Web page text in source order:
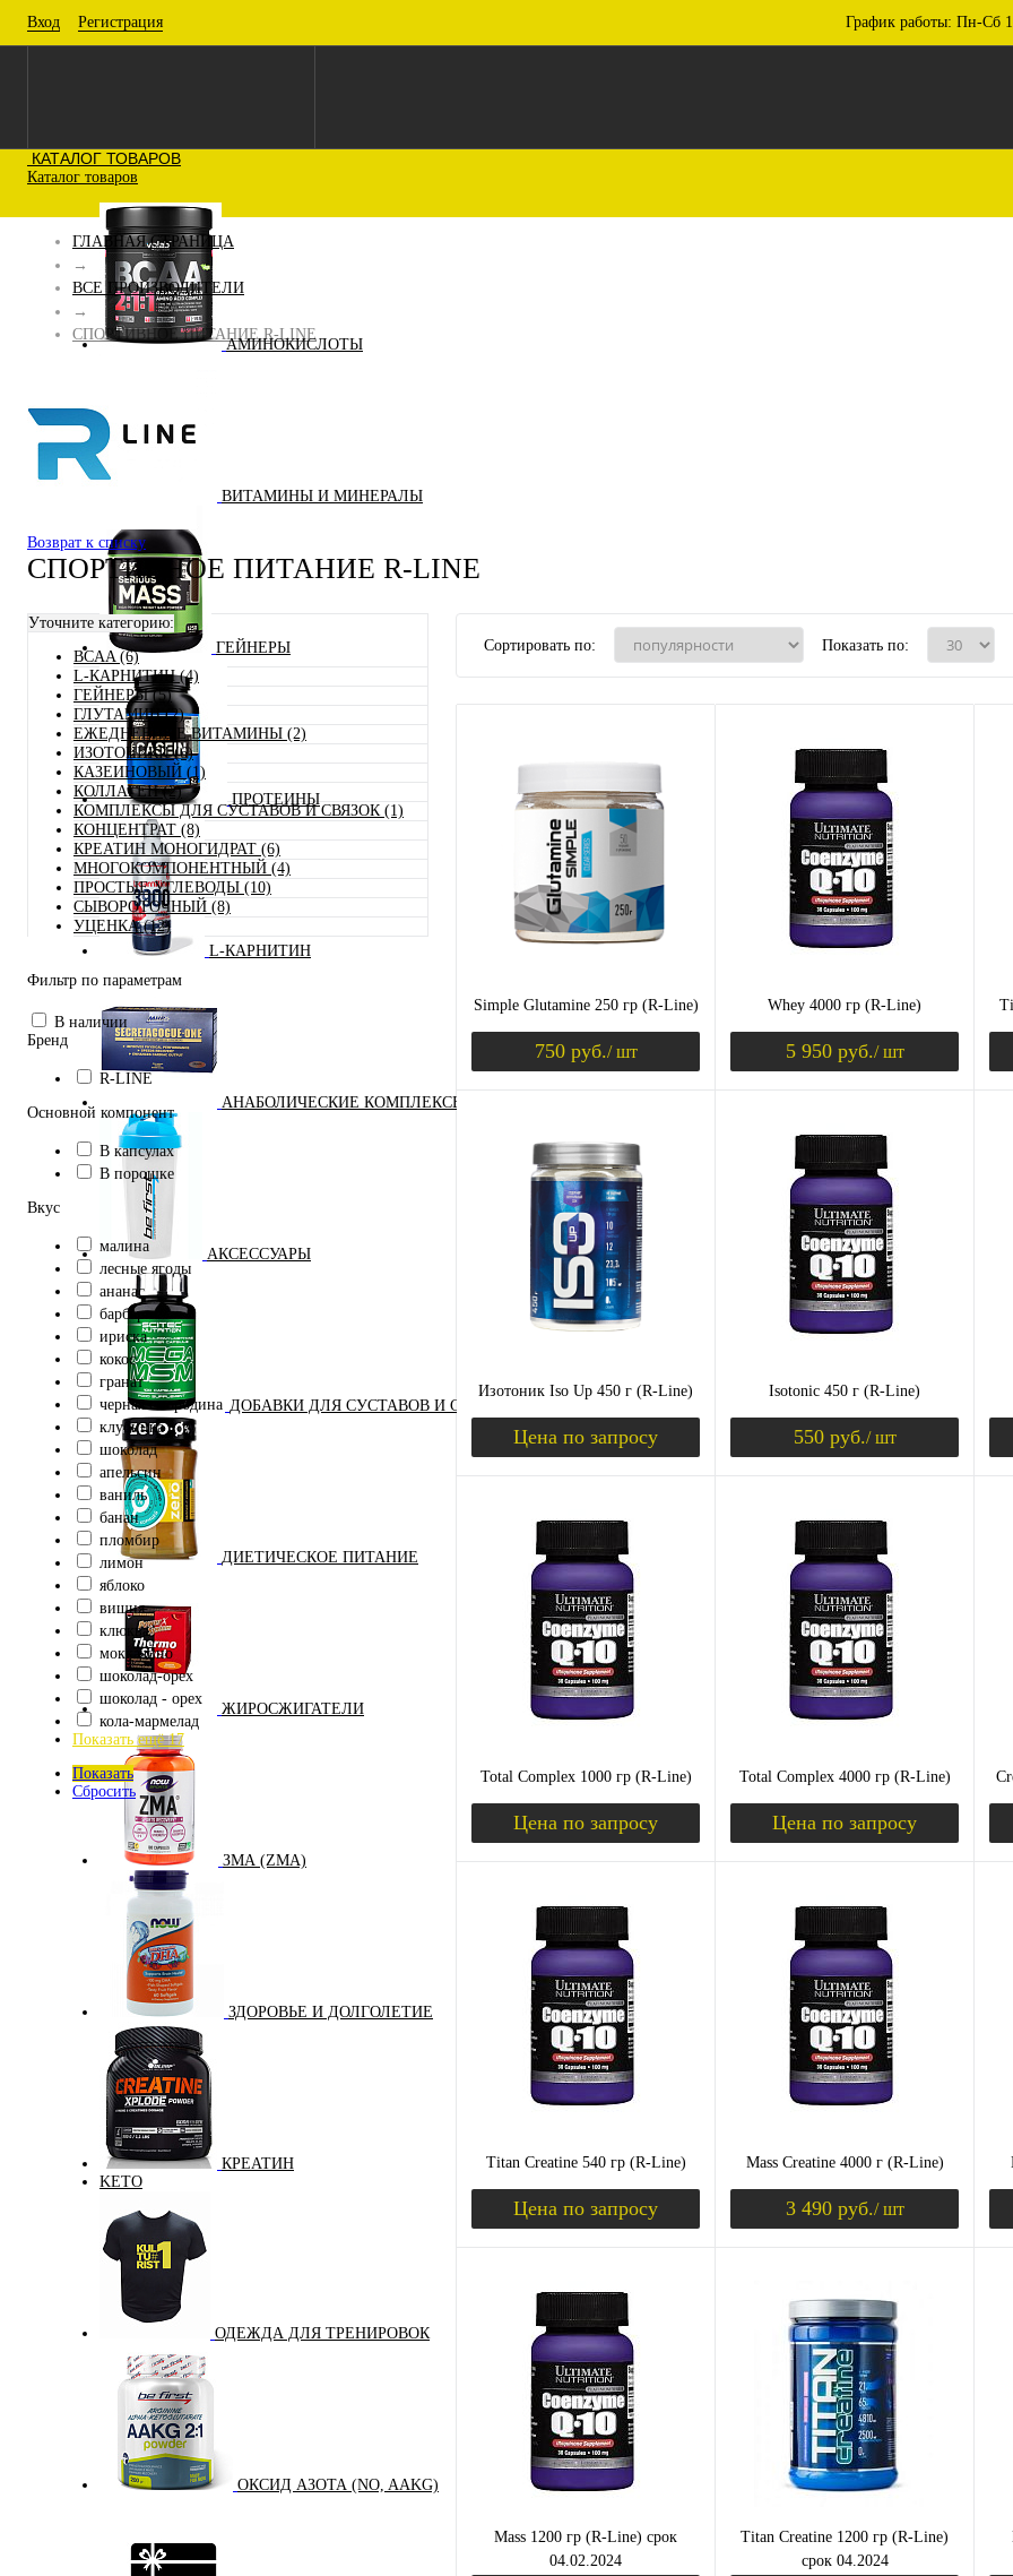
Вход Регистрация График работы: Пн-Сб
КАТАЛОГ ТОВАРОВ
Каталог товаров
АМИНОКИСЛОТЫ
ВИТАМИНЫ И МИНЕРАЛЫ
ГЕЙНЕРЫ
ПРОТЕИНЫ
L-КАРНИТИН
АНАБОЛИЧЕСКИЕ КОМПЛЕКСЫ(ПОВЫШЕНИЕ ТЕСТОСТЕРОНА)
АКСЕССУАРЫ
ДОБАВКИ ДЛЯ СУСТАВОВ И СВЯЗОК (ХОНДРОПРОТЕКТОРЫ)
ДИЕТИЧЕСКОЕ ПИТАНИЕ
ЖИРОСЖИГАТЕЛИ
ЗМА (ZMA)
ЗДОРОВЬЕ И ДОЛГОЛЕТИЕ
КРЕАТИН
KETO
ОДЕЖДА ДЛЯ ТРЕНИРОВОК
ОКСИД АЗОТА (NO, AAKG)
ГЛАВНАЯ СТРАНИЦА
→
ВСЕ ПРОИЗВОДИТЕЛИ
→
СПОРТИВНОЕ ПИТАНИЕ R-LINE
Возврат к списку
СПОРТИВНОЕ ПИТАНИЕ R-LINE
Уточните категорию:
BCAA (6)
L-КАРНИТИН (4)
ГЕЙНЕРЫ (5)
ГЛУТАМИН (2)
ЕЖЕДНЕВНЫЕ ВИТАМИНЫ (2)
ИЗОТОНИКИ (6)
КАЗЕИНОВЫЙ (1)
КОЛЛАГЕН (2)
КОМПЛЕКСЫ ДЛЯ СУСТАВОВ И СВЯЗОК (1)
КОНЦЕНТРАТ (8)
КРЕАТИН МОНОГИДРАТ (6)
МНОГОКОМПОНЕНТНЫЙ (4)
ПРОСТЫЕ УГЛЕВОДЫ (10)
СЫВОРОТОЧНЫЙ (8)
УЦЕНКА (12)
Фильтр по параметрам
В наличии
Бренд
R-LINE
Основной компонент
В капсулах
В порошке
Вкус
малина
лесные ягоды
ананас
барбарис
ириска
кокос
гранат
черная смородина
клубника
шоколад
апельсин
ваниль
банан
пломбир
лимон
яблоко
вишня
клюква
моккачино
шоколад-орех
шоколад - орех
кола-мармелад
Показать ещё 17
Показать
Сбросить
Сортировать по: Показать по:
Simple Glutamine 250 гр (R-Line)
750 руб./ шт
Купить в 1 клик
Сравнение
В избранное
Недоступно
Whey 4000 гр (R-Line)
5 950 руб./ шт
Купить в 1 клик
Сравнение
В избранное
Недоступно
клубника шоколад
банан пломбир
Изотоник Iso Up 450 г (R-Line)
Цена по запросу
Купить в 1 клик
Сравнение
В избранное
Недоступно
черная смородина
лимон яблоко
Isotonic 450 г (R-Line)
550 руб./ шт
Купить в 1 клик
Сравнение
В избранное
Недоступно
апельсин лимон
Total Complex 1000 гр (R-Line)
Цена по запросу
Купить в 1 клик
Сравнение
В избранное
Недоступно
клубника банан
Total Complex 4000 гр (R-Line)
Цена по запросу
Купить в 1 клик
Сравнение
В избранное
Недоступно
шоколад банан
Titan Creatine 540 гр (R-Line)
Цена по запросу
Купить в 1 клик
Сравнение
В избранное
Недоступно
клубника шоколад
банан
Mass Creatine 4000 г (R-Line)
3 490 руб./ шт
Уведомить о
Купить в 1 клик
Сравнение
В избранное
Недоступно
клубника шоколад
банан
Mass 1200 гр (R-Line) срок
04.02.2024
Titan Creatine 1200 гр (R-Line)
срок 04.2024